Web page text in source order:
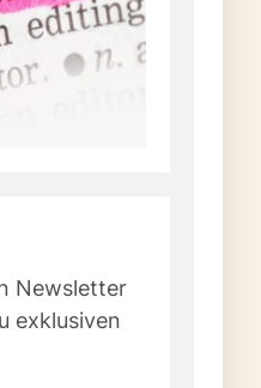
Newsletter
exklusiven